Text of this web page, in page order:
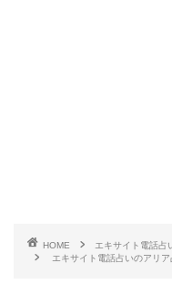
HOME
エキサイト電話占
エキサイト電話占いのアリ